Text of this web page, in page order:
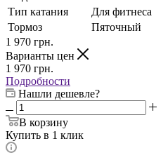
Тип катания
Для фитнеса
Тормоз
Пяточный
1 970 грн.
Варианты цен
1 970 грн.
Подробности
Нашли дешевле?
В корзину
Купить в 1 клик